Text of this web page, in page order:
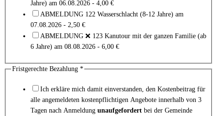
Jahre) am 06.08.2026 - 4,00 €
ABMELDUNG 122 Wasserschlacht (8-12 Jahre) am
07.08.2026 - 2,50 €
ABMELDUNG ❌ 123 Kanutour mit der ganzen Familie (ab
6 Jahre) am 08.08.2026 - 6,00 €
Fristgerechte Bezahlung *
Ich erkläre mich damit einverstanden, den Kostenbeitrag für
alle angemeldeten kostenpflichtigen Angebote innerhalb von 3
Tagen nach Anmeldung unaufgefordertbei der Gemeinde